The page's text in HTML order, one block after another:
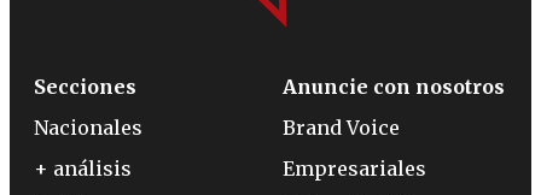
Secciones
Nacionales
+ análisis
Anuncie con nosotros
Brand Voice
Empresariales